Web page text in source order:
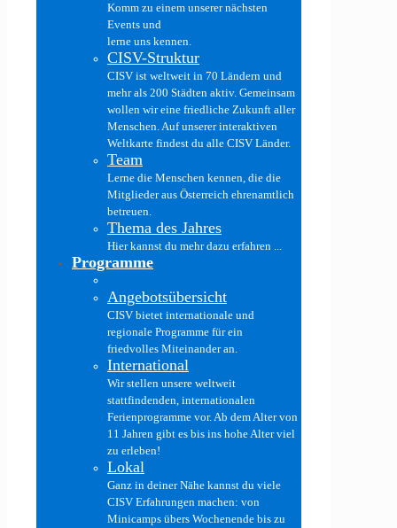
Komm zu einem unserer nächsten
Events und
lerne uns kennen.
CISV-Struktur
CISV ist weltweit in 70 Ländern und
mehr als 200 Städten aktiv. Gemeinsam
wollen wir eine friedliche Zukunft aller
Menschen. Auf unserer interaktiven
Weltkarte findest du alle CISV Länder.
Team
Lerne die Menschen kennen, die die
Mitglieder aus Österreich ehrenamtlich
betreuen.
Thema des Jahres
Hier kannst du mehr dazu erfahren ...
Programme
Angebotsübersicht
CISV bietet internationale und
regionale Programme für ein
friedvolles Miteinander an.
International
Wir stellen unsere weltweit
stattfindenden, internationalen
Ferienprogramme vor. Ab dem Alter von
11 Jahren gibt es bis ins hohe Alter viel
zu erleben!
Lokal
Ganz in deiner Nähe kannst du viele
CISV Erfahrungen machen: von
Minicamps übers Wochenende bis zu